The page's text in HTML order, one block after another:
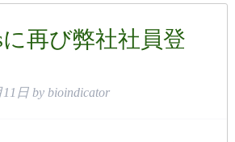
に再び弊社社員登
11日 by bioindicator